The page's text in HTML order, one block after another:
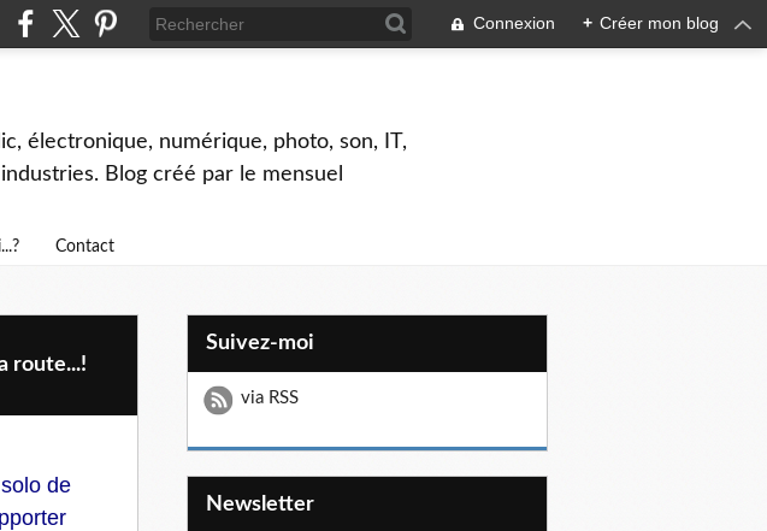
Connexion + Créer mon blog
électronique, numérique, photo, son, IT,
Blog créé par le mensuel
Contact
route...!
de
Suivez-moi
via RSS
Newsletter